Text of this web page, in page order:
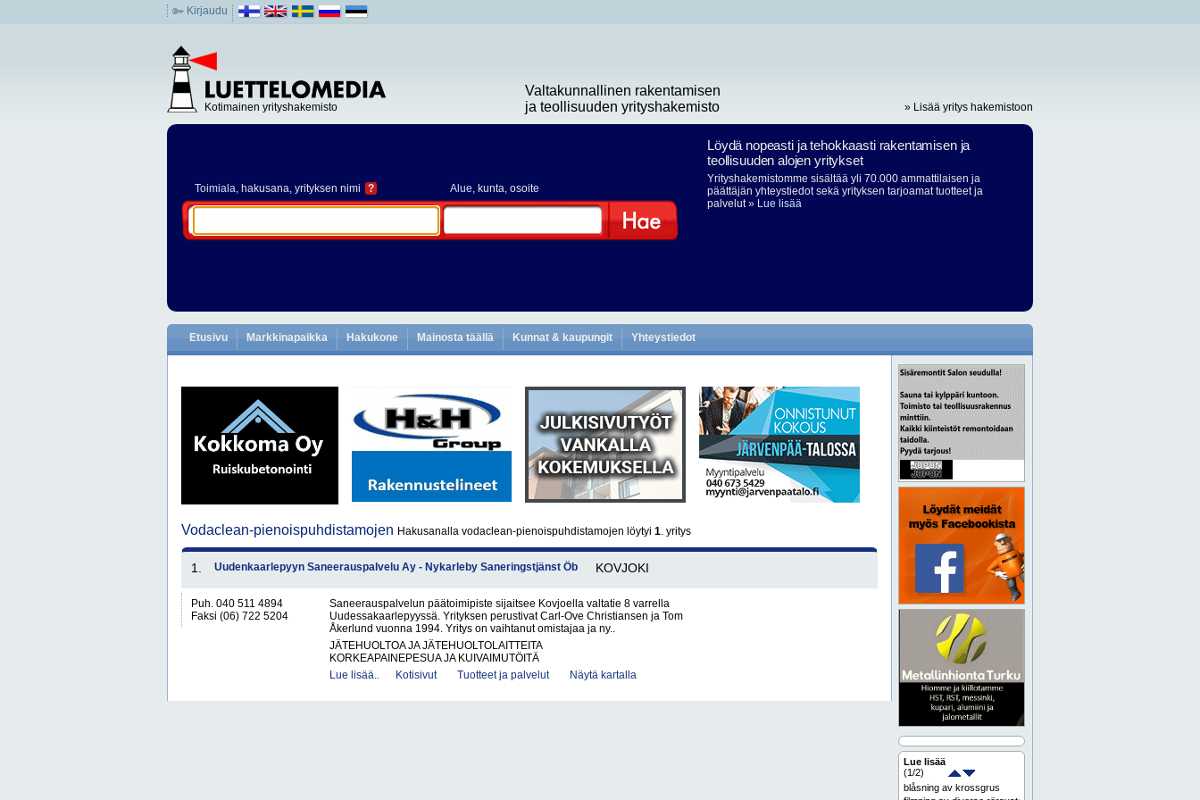
Kirjaudu
Kotimainen yrityshakemisto
Valtakunnallinen rakentamisen
ja teollisuuden yrityshakemisto
» Lisää yritys hakemistoon
Toimiala, hakusana, yrityksen nimi ? Alue, kunta, osoite
Löydä nopeasti ja tehokkaasti rakentamisen ja
teollisuuden alojen yritykset
Yrityshakemistomme sisältää yli 70.000 ammattilaisen ja
päättäjän yhteystiedot sekä yrityksen tarjoamat tuotteet ja
palvelut» Lue lisää
Etusivu Markkinapaikka Hakukone Mainosta täällä Kunnat & kaupungit Yhteystiedot
Vodaclean-pienoispuhdistamojen Hakusanalla vodaclean-pienoispuhdistamojen löytyi 1. yritys
1. Uudenkaarlepyyn Saneerauspalvelu Ay - Nykarleby Saneringstjänst Öb KOVJOKI
Puh. 040 511 4894
Faksi (06) 722 5204
Saneerauspalvelun päätoimipiste sijaitsee Kovjoella valtatie 8 varrella
Uudessakaarlepyyssä. Yrityksen perustivat Carl-Ove Christiansen ja Tom
Åkerlund vuonna 1994. Yritys on vaihtanut omistajaa ja ny..
JÄTEHUOLTOA JA JÄTEHUOLTOLAITTEITA
KORKEAPAINEPESUA JA KUIVAIMUTÖITÄ
Lue lisää..
Kotisivut Tuotteet ja palvelut Näytä kartalla
Lue lisää
(1/2)
blåsning av krossgrus